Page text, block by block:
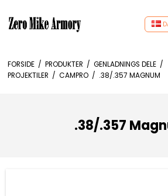
FORSIDE / PRODUKTER / GENLADNINGS DELE /
PROJEKTILER / CAMPRO / .38/.357 MAGNUM
.38/.357